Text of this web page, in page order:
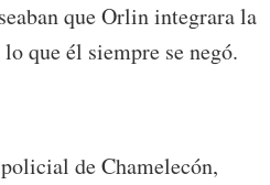
que Orlin integrara la
que él siempre se negó.
de Chamelecón,